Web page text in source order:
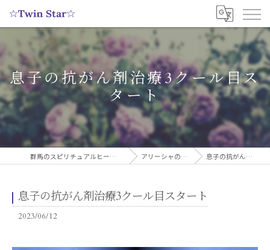
息子の抗がん剤治療3クール目ス
タート
群馬のスピリチュアルヒーリングサロンなら実績多数の☆Twin Star☆ アリーシャのスピリチュアルブログ 息子の抗がん剤治療3クール目スタート
息子の抗がん剤治療3クール目スタート
2023/06/12